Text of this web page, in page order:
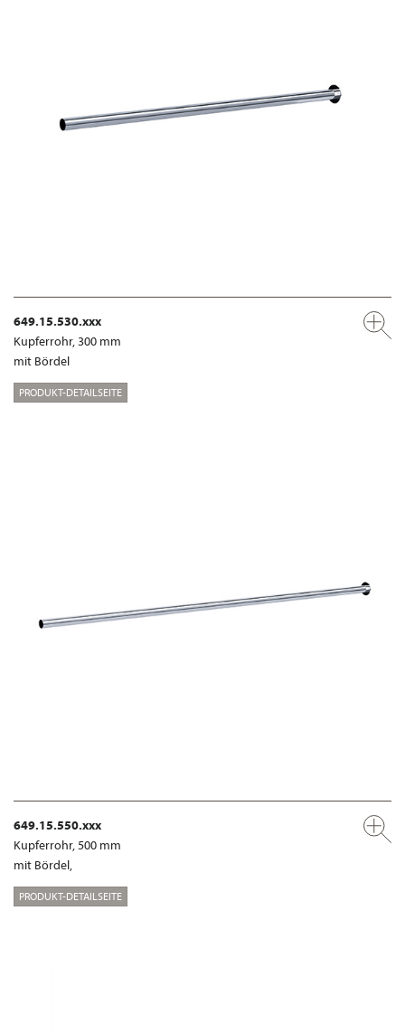
649.15.530.xxx
Kupferrohr, 300 mm
mit Bördel
PRODUKT-DETAILSEITE
649.15.550.xxx
Kupferrohr, 500 mm
mit Bördel,
PRODUKT-DETAILSEITE